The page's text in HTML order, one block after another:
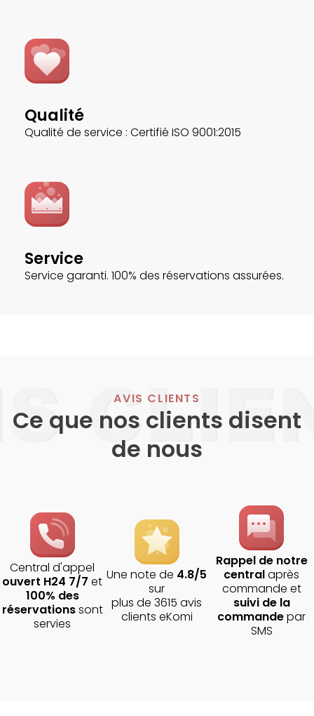
Qualité
Qualité de service : Certifié ISO 9001:2015
Service
Service garanti. 100% des réservations assurées.
AVIS CLIENTS
Ce que nos clients disent
de nous
Central d'appel
ouvert H24 7/7 et
100% des
réservationssont
servies
Une note de 4.8/5
sur
plus de 3615 avis
clients eKomi
Rappel de notre
centralaprès
commande et
suivi de la
commandepar
SMS